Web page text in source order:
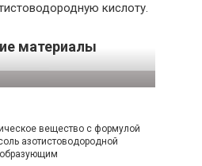
кислоту.
материалы
вещество с формулой
азотистоводородной